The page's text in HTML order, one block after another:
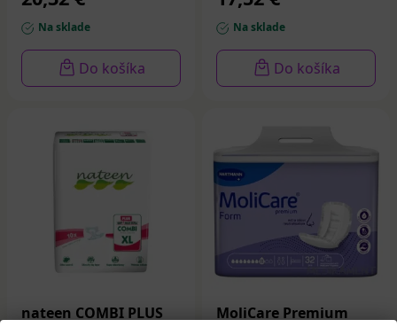
Na sklade
Do košíka
Na sklade
Do košíka
nateen COMBI PLUS
MoliCare Premium